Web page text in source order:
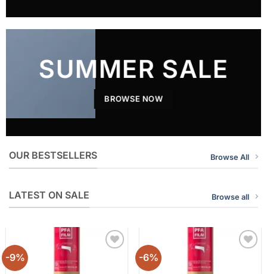
SUMMER SALE
BROWSE NOW
OUR BESTSELLERS Browse All
LATEST ON SALE Browse all
-9% -6%